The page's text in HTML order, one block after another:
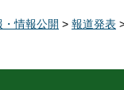
・情報公開 > 報道発表